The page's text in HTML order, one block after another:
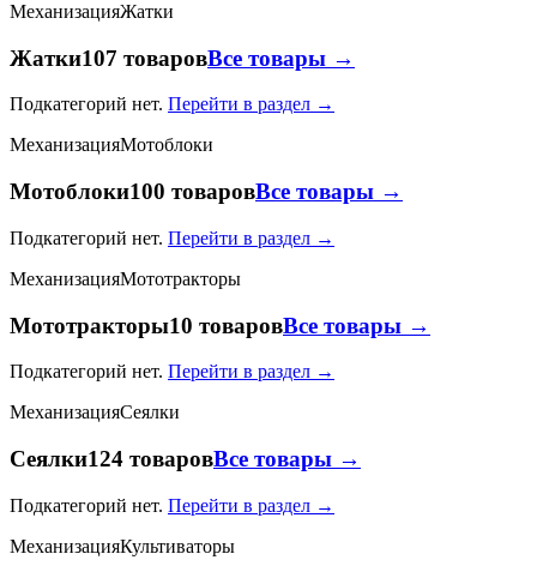
МеханизацияЖатки
Жатки107 товаровВсе товары →
Подкатегорий нет. Перейти в раздел →
МеханизацияМотоблоки
Мотоблоки100 товаровВсе товары →
Подкатегорий нет. Перейти в раздел →
МеханизацияМототракторы
Мототракторы10 товаровВсе товары →
Подкатегорий нет. Перейти в раздел →
МеханизацияСеялки
Сеялки124 товаровВсе товары →
Подкатегорий нет. Перейти в раздел →
МеханизацияКультиваторы